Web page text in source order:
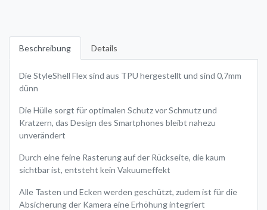
Beschreibung Details
Die StyleShell Flex sind aus TPU hergestellt und sind 0,7mm
dünn
Die Hülle sorgt für optimalen Schutz vor Schmutz und
Kratzern, das Design des Smartphones bleibt nahezu
unverändert
Durch eine feine Rasterung auf der Rückseite, die kaum
sichtbar ist, entsteht kein Vakuumeffekt
Alle Tasten und Ecken werden geschützt, zudem ist für die
Absicherung der Kamera eine Erhöhung integriert